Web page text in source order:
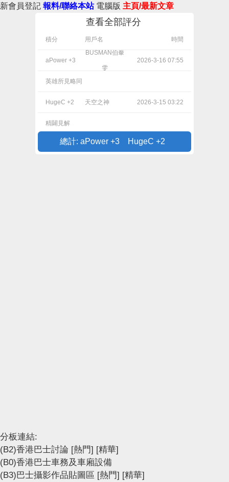
新會員登記 報料/聯絡本站 電腦版 主頁/最新文章
查看全部評分
積分 用戶名 時間
aPower +3
BUSMAN伯輋
雯
2026-3-16 07:55
英雄所見略同
HugeC +2 天空之神 2026-3-15 03:22
精闢見解
總計: aPower +3 HugeC +2
分板連結:
(B2)香港巴士討論 [熱門] [精華]
(B0)香港巴士車務及車廂設備
(B3)巴士攝影作品貼圖區 [熱門] [精華]